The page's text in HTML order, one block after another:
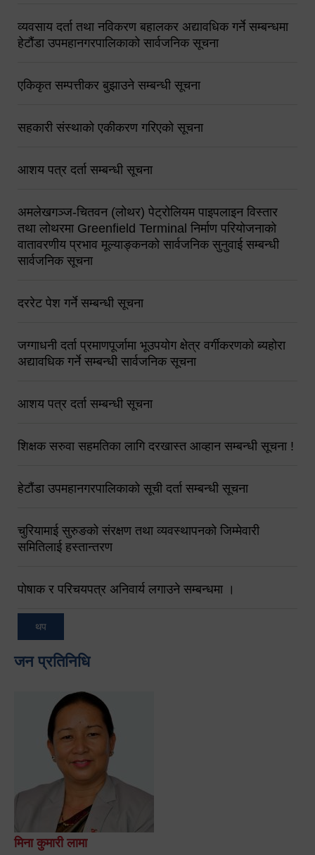
व्यवसाय दर्ता तथा नविकरण बहालकर अद्यावधिक गर्ने सम्बन्धमा
हेटौंडा उपमहानगरपालिकाको सार्वजनिक सूचना
एकिकृत सम्पत्तीकर बुझाउने सम्बन्धी सूचना
सहकारी संस्थाको एकीकरण गरिएको सूचना
आशय पत्र दर्ता सम्बन्धी सूचना
अमलेखगञ्ज-चितवन (लोथर) पेट्रोलियम पाइपलाइन विस्तार
तथा लोथरमा Greenfield Terminal निर्माण परियोजनाको
वातावरणीय प्रभाव मूल्याङ्कनको सार्वजनिक सुनुवाई सम्बन्धी
सार्वजनिक सूचना
दररेट पेश गर्ने सम्बन्धी सूचना
जग्गाधनी दर्ता प्रमाणपूर्जामा भूउपयोग क्षेत्र वर्गीकरणको ब्यहोरा
अद्यावधिक गर्ने सम्बन्धी सार्वजनिक सूचना
आशय पत्र दर्ता सम्बन्धी सूचना
शिक्षक सरुवा सहमतिका लागि दरखास्त आव्हान सम्बन्धी सूचना !
हेटौंडा उपमहानगरपालिकाको सूची दर्ता सम्बन्धी सूचना
चुरियामाई सुरुङको संरक्षण तथा व्यवस्थापनको जिम्मेवारी
समितिलाई हस्तान्तरण
पोषाक र परिचयपत्र अनिवार्य लगाउने सम्बन्धमा ।
थप
जन प्रतिनिधि
मिना कुमारी लामा